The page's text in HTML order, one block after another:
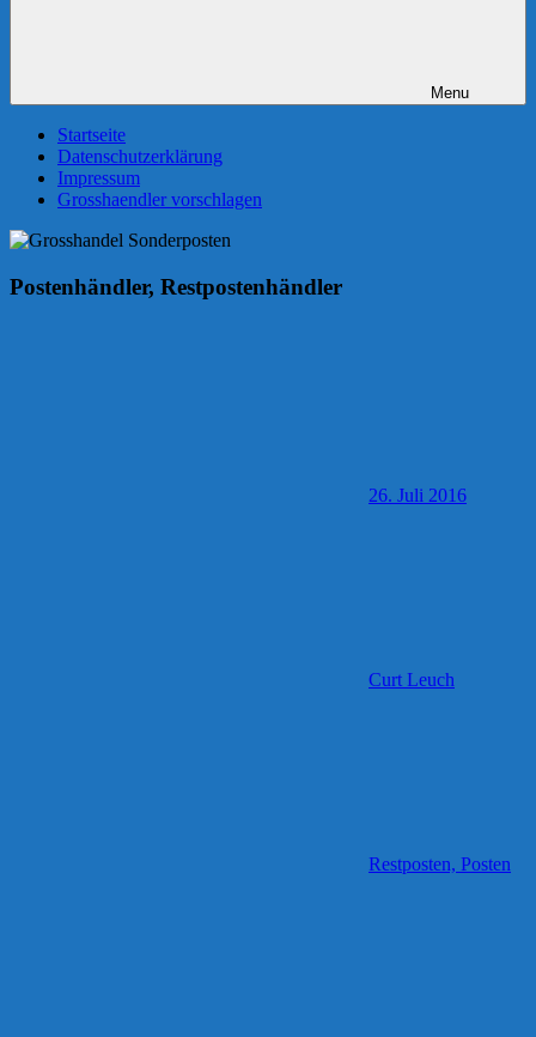
Menu
Startseite
Datenschutzerklärung
Impressum
Grosshaendler vorschlagen
Postenhändler, Restpostenhändler
26. Juli 2016
Curt Leuch
Restposten, Posten